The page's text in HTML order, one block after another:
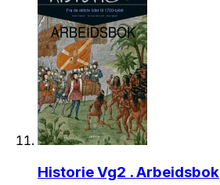
Historie Vg2 . Arbeidsbok